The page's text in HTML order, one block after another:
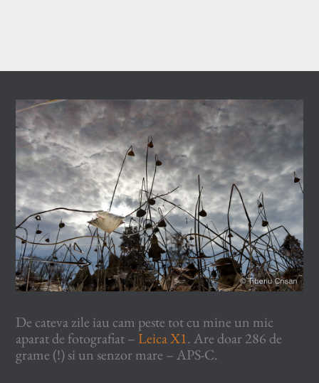
De cateva zile iau cam peste tot cu mine un mic
aparat de fotografiat – Leica X1. Are doar 286 de
grame (!) si un senzor mare – APS-C.